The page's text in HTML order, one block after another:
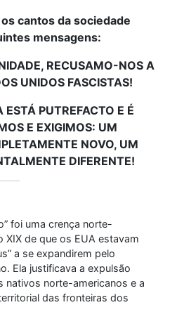
cantos da sociedade
mensagens:
RECUSAMO-NOS A
UNIDOS FASCISTAS!
PUTREFACTO E É
E EXIGIMOS: UM
NOVO, UM
DIFERENTE!
foi uma crença norte-
XIX de que os EUA estavam
a se expandirem pelo
Ela justificava a expulsão
nativos norte-americanos e a
das fronteiras dos